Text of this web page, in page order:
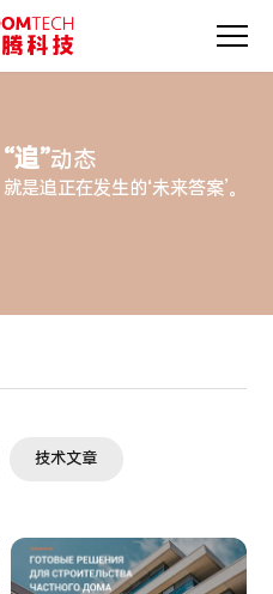
“追”动态
就是追正在发生的‘未来答案’。
技术文章